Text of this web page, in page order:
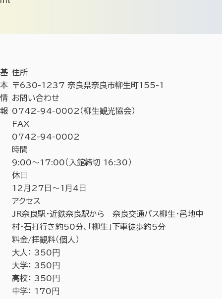
基
本
情
報
住所
〒630-1237 奈良県奈良市柳生町155-1
お問い合わせ
0742-94-0002（柳生観光協会）
FAX
0742-94-0002
時間
9:00～17:00（入館締切 16:30）
休日
12月27日～1月4日
アクセス
JR奈良駅・近鉄奈良駅から 奈良交通バス柳生・邑地中
村・石打行き約50分、「柳生」下車徒歩約5分
料金/拝観料（個人）
大人： 350円
大学： 350円
高校： 350円
中学： 170円